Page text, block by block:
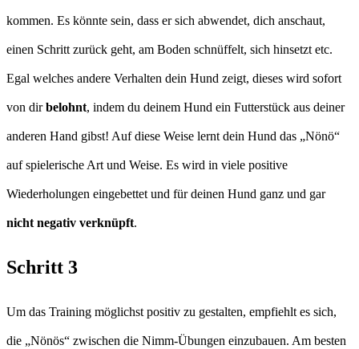
kommen. Es könnte sein, dass er sich abwendet, dich anschaut,
einen Schritt zurück geht, am Boden schnüffelt, sich hinsetzt etc.
Egal welches andere Verhalten dein Hund zeigt, dieses wird sofort
von dirbelohnt, indem du deinem Hund ein Futterstück aus deiner
anderen Hand gibst! Auf diese Weise lernt dein Hund das „Nönö“
auf spielerische Art und Weise. Es wird in viele positive
Wiederholungen eingebettet und für deinen Hund ganz und gar
nicht negativ verknüpft.
Schritt 3
Um das Training möglichst positiv zu gestalten, empfiehlt es sich,
die „Nönös“ zwischen die Nimm-Übungen einzubauen. Am besten